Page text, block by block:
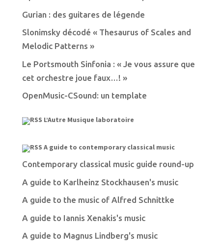
Gurian : des guitares de légende
Slonimsky décodé « Thesaurus of Scales and
Melodic Patterns »
Le Portsmouth Sinfonia : « Je vous assure que
cet orchestre joue faux…! »
OpenMusic-CSound: un template
L’Autre Musique laboratoire
A guide to contemporary classical music
Contemporary classical music guide round-up
A guide to Karlheinz Stockhausen's music
A guide to the music of Alfred Schnittke
A guide to Iannis Xenakis's music
A guide to Magnus Lindberg's music